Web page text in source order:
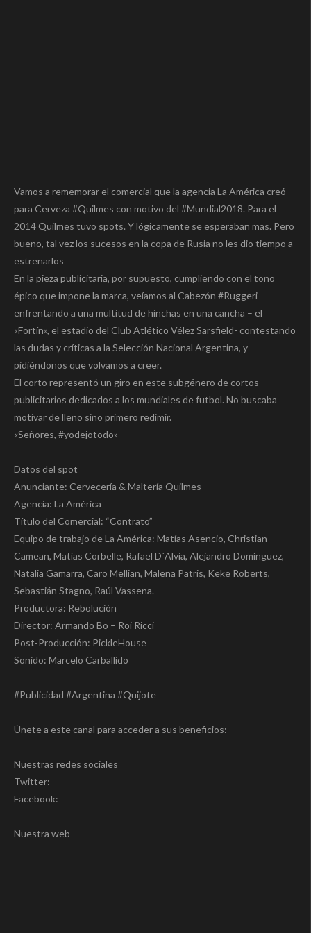
Vamos a rememorar el comercial que la agencia La América creó
para Cerveza #Quilmes con motivo del #Mundial2018. Para el
2014 Quilmes tuvo spots. Y lógicamente se esperaban mas. Pero
bueno, tal vez los sucesos en la copa de Rusia no les dio tiempo a
estrenarlos
En la pieza publicitaria, por supuesto, cumpliendo con el tono
épico que impone la marca, veíamos al Cabezón #Ruggeri
enfrentando a una multitud de hinchas en una cancha – el
«Fortín», el estadio del Club Atlético Vélez Sarsfield- contestando
las dudas y críticas a la Selección Nacional Argentina, y
pidiéndonos que volvamos a creer.
El corto representó un giro en este subgénero de cortos
publicitarios dedicados a los mundiales de futbol. No buscaba
motivar de lleno sino primero redimir.
«Señores, #yodejotodo»
Datos del spot
Anunciante: Cervecería & Maltería Quilmes
Agencia: La América
Título del Comercial: “Contrato”
Equipo de trabajo de La América: Matías Asencio, Christian
Camean, Matías Corbelle, Rafael D´Alvia, Alejandro Domínguez,
Natalia Gamarra, Caro Mellian, Malena Patris, Keke Roberts,
Sebastián Stagno, Raúl Vassena.
Productora: Rebolución
Director: Armando Bo – Roi Ricci
Post-Producción: PickleHouse
Sonido: Marcelo Carballido
#Publicidad #Argentina #Quijote
Únete a este canal para acceder a sus beneficios:
Nuestras redes sociales
Twitter:
Facebook:
Nuestra web